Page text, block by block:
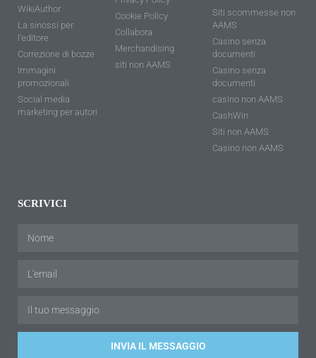
WikiAuthor
La sinossi per
l'editore
Correzione di bozze
Immagini
promozionali
Social media
marketing per autori
Cookie Policy
Collabora
Merchandising
siti non AAMS
Siti scommesse non
AAMS
Casino senza
documenti
Casino senza
documenti
casino non AAMS
CashWin
Siti non AAMS
Casino non AAMS
SCRIVICI
INVIA IL MESSAGGIO